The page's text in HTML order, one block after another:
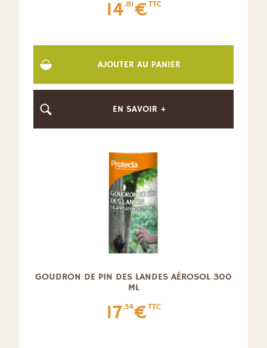
14.81€TTC
AJOUTER AU PANIER
EN SAVOIR +
GOUDRON DE PIN DES LANDES AÉROSOL 300
ML
17.34€TTC